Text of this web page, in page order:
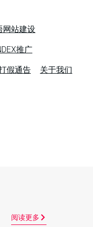
网站建设
推广
假通告 关于我们
阅读更多